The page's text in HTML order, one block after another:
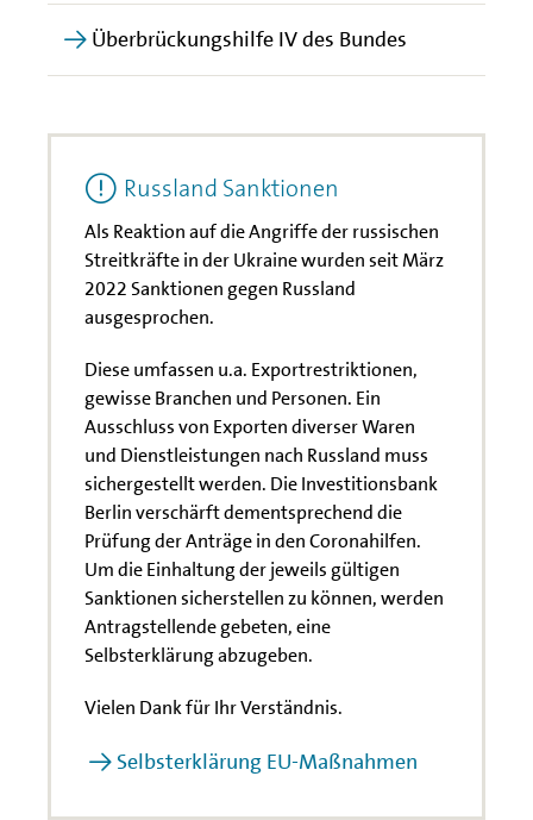
Überbrückungshilfe IV des Bundes
Russland Sanktionen
Als Reaktion auf die Angriffe der russischen
Streitkräfte in der Ukraine wurden seit März
2022 Sanktionen gegen Russland
ausgesprochen.
Diese umfassen u.a. Exportrestriktionen,
gewisse Branchen und Personen. Ein
Ausschluss von Exporten diverser Waren
und Dienstleistungen nach Russland muss
sichergestellt werden. Die Investitionsbank
Berlin verschärft dementsprechend die
Prüfung der Anträge in den Coronahilfen.
Um die Einhaltung der jeweils gültigen
Sanktionen sicherstellen zu können, werden
Antragstellende gebeten, eine
Selbsterklärung abzugeben.
Vielen Dank für Ihr Verständnis.
Selbsterklärung EU-Maßnahmen